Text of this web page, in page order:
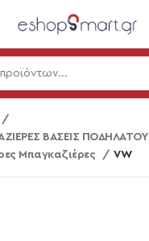
ΒΑΣΕΙΣ ΠΟΔΗΛΑΤΟΥ
Μπαγκαζιέρες
VW